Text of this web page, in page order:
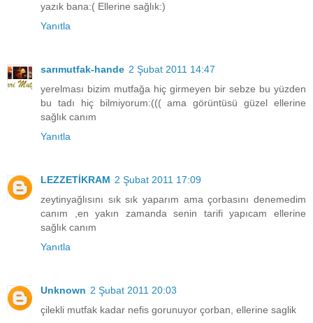
yazık bana:( Ellerine sağlık:)
Yanıtla
sarımutfak-hande 2 Şubat 2011 14:47
yerelması bizim mutfağa hiç girmeyen bir sebze bu yüzden
bu tadı hiç bilmiyorum:((( ama görüntüsü güzel ellerine
sağlık canım
Yanıtla
LEZZETİKRAM 2 Şubat 2011 17:09
zeytinyağlısını sık sık yaparım ama çorbasını denemedim
canım ,en yakın zamanda senin tarifi yapıcam ellerine
sağlık canım
Yanıtla
Unknown 2 Şubat 2011 20:03
çilekli mutfak kadar nefis gorunuyor çorban, ellerine saglik